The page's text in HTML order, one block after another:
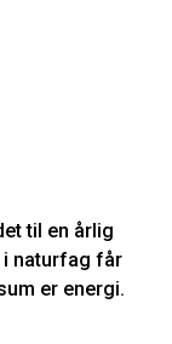
til en årlig
i naturfag får
er energi.